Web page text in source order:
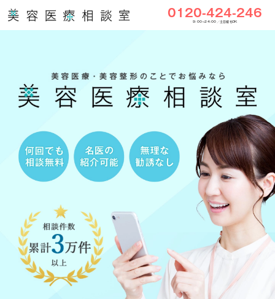
0120-424-246
9:00〜24:00／土日祝もOK